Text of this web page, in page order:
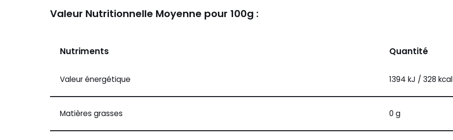
Valeur Nutritionnelle Moyenne pour 100g :
Nutriments Quantité
Valeur énergétique 1394 kJ / 328 kcal
Matières grasses 0 g